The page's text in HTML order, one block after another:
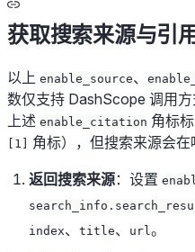
获取搜索来源与引
以上 enable_source、
数仅支持 DashScope 调用
上述 enable_citation 角标
[1] 角标），但搜索来源会在
返回搜索来源：设置
index、 title、 url。